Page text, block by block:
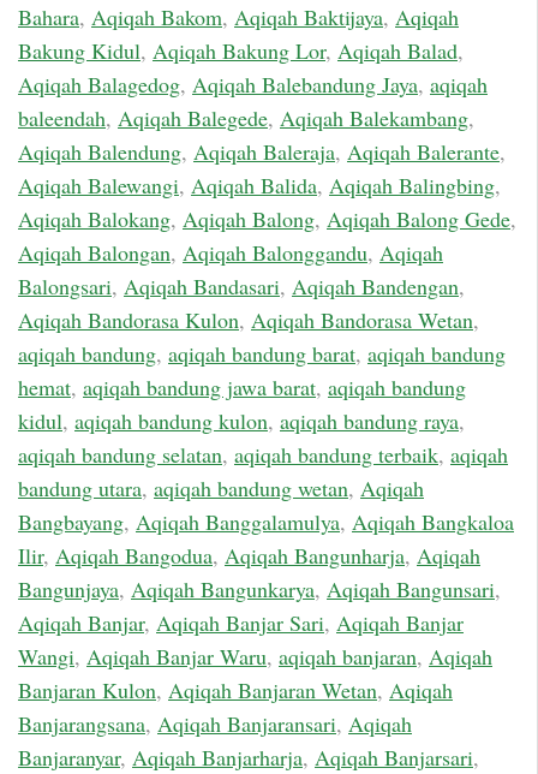
Bahara, Aqiqah Bakom, Aqiqah Baktijaya, Aqiqah
Bakung Kidul, Aqiqah Bakung Lor, Aqiqah Balad,
Aqiqah Balagedog, Aqiqah Balebandung Jaya, aqiqah
baleendah, Aqiqah Balegede, Aqiqah Balekambang,
Aqiqah Balendung, Aqiqah Baleraja, Aqiqah Balerante,
Aqiqah Balewangi, Aqiqah Balida, Aqiqah Balingbing,
Aqiqah Balokang, Aqiqah Balong, Aqiqah Balong Gede,
Aqiqah Balongan, Aqiqah Balonggandu, Aqiqah
Balongsari, Aqiqah Bandasari, Aqiqah Bandengan,
Aqiqah Bandorasa Kulon, Aqiqah Bandorasa Wetan,
aqiqah bandung, aqiqah bandung barat, aqiqah bandung
hemat, aqiqah bandung jawa barat, aqiqah bandung
kidul, aqiqah bandung kulon, aqiqah bandung raya,
aqiqah bandung selatan, aqiqah bandung terbaik, aqiqah
bandung utara, aqiqah bandung wetan, Aqiqah
Bangbayang, Aqiqah Banggalamulya, Aqiqah Bangkaloa
Ilir, Aqiqah Bangodua, Aqiqah Bangunharja, Aqiqah
Bangunjaya, Aqiqah Bangunkarya, Aqiqah Bangunsari,
Aqiqah Banjar, Aqiqah Banjar Sari, Aqiqah Banjar
Wangi, Aqiqah Banjar Waru, aqiqah banjaran, Aqiqah
Banjaran Kulon, Aqiqah Banjaran Wetan, Aqiqah
Banjarangsana, Aqiqah Banjaransari, Aqiqah
Banjaranyar, Aqiqah Banjarharja, Aqiqah Banjarsari,